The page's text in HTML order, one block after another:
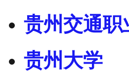
贵州交通职
贵州大学